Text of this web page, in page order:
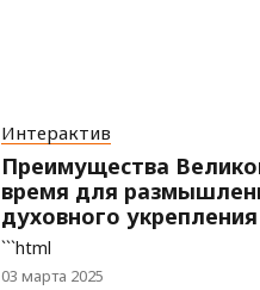
Интерактив
Преимущества
время для
духовного укрепления
```html
03 марта 2025